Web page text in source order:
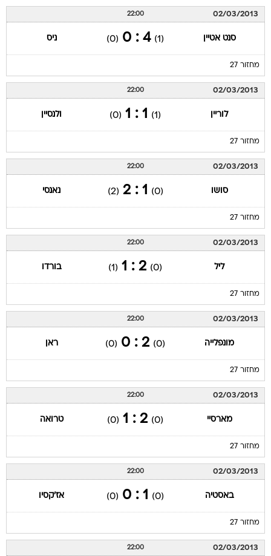
02/03/2013
22:00
סנט אטיין (1)
4 : 0
(0) ניס
מחזור 27
02/03/2013
22:00
לוריין (1)
1 : 1
(0) ולנסיין
מחזור 27
02/03/2013
22:00
סושו (0)
1 : 2
(2) נאנסי
מחזור 27
02/03/2013
22:00
ליל (0)
2 : 1
(1) בורדו
מחזור 27
02/03/2013
22:00
מונפלייה (0)
2 : 0
(0) ראן
מחזור 27
02/03/2013
22:00
מארסיי (0)
2 : 1
(0) טרואה
מחזור 27
02/03/2013
22:00
באסטיה (0)
1 : 0
(0) אז'קסיו
מחזור 27
02/03/2013
22:00